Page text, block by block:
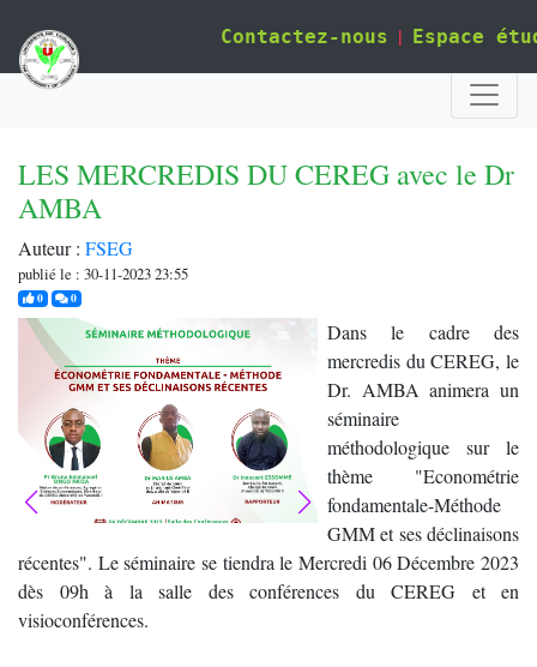
Contactez-nous | Espace
LES MERCREDIS DU CEREG avec le Dr
AMBA
Auteur : FSEG
publié le : 30-11-2023 23:55
0j'aime0commentaires
Dans le cadre des
mercredis du CEREG, le
Dr. AMBA animera un
séminaire
méthodologique sur le
thème "Econométrie
fondamentale-Méthode
GMM et ses déclinaisons
récentes". Le séminaire se tiendra le Mercredi 06 Décembre 2023
dès 09h à la salle des conférences du CEREG et en
visioconférences.